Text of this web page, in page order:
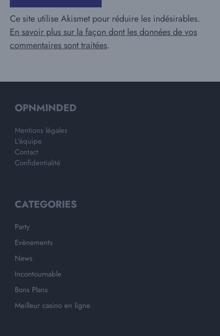
Ce site utilise Akismet pour réduire les indésirables.
En savoir plus sur la façon dont les données de vos
commentaires sont traitées.
OPNMINDED
Mentions légales
L'équipe
Contact
Confidentialité
CATEGORIES
Party
Evènements
News
Incontournable
Bons Plans
Meilleur casino en ligne